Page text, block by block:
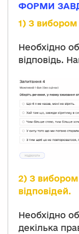
ФОРМИ
1) З вибором
Необхідно
відповідь.
2) З вибором
відповідей.
Необхідно
декілька